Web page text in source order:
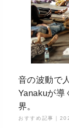
音の波動で
Yanakuが導
界。
おすすめ記事｜